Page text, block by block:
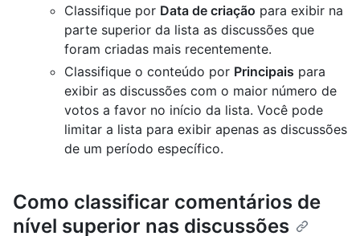
Classifique por Data de criação para exibir na
parte superior da lista as discussões que
foram criadas mais recentemente.
Classifique o conteúdo por Principais para
exibir as discussões com o maior número de
votos a favor no início da lista. Você pode
limitar a lista para exibir apenas as discussões
de um período específico.
Como classificar comentários de
nível superior nas discussões